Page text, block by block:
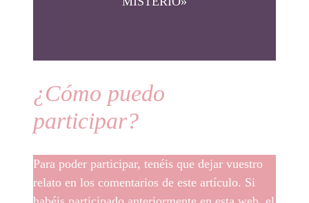
¿Cómo puedo
participar?
Para poder participar, tenéis que dejar vuestro
relato en los comentarios de este artículo. Si